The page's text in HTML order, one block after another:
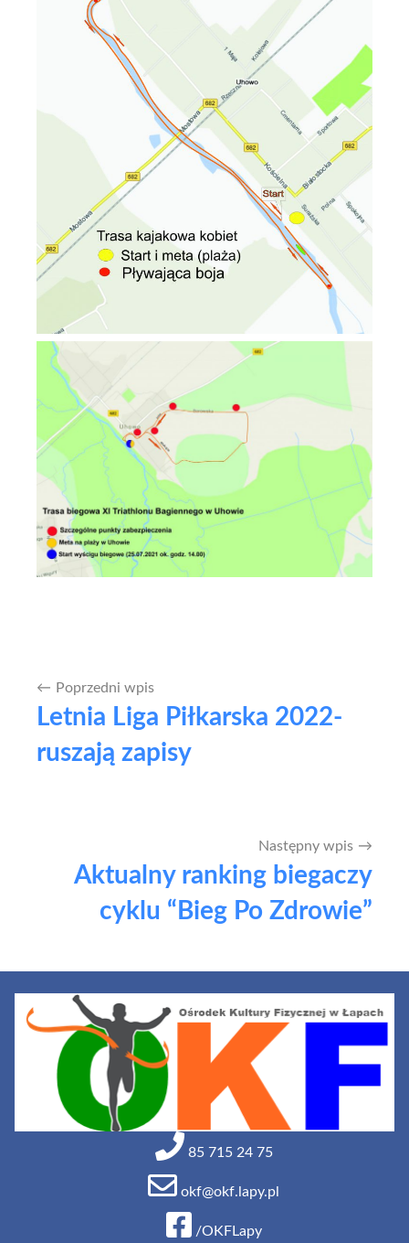
Nawigacja
wpisu
Poprzedni wpis
Letnia Liga Piłkarska 2022-
ruszają zapisy
Następny wpis
Aktualny ranking biegaczy
cyklu “Bieg Po Zdrowie”
85 715 24 75
okf@okf.lapy.pl
/OKFLapy